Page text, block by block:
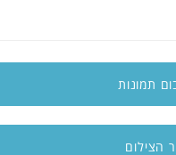
תמונות
הצילום